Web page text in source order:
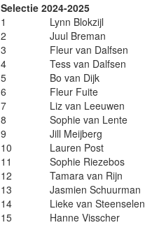
Selectie 2024-2025
1
Lynn Blokzijl
2
Juul Breman
3
Fleur van Dalfsen
4
Tess van Dalfsen
5
Bo van Dijk
6
Fleur Fuite
7
Liz van Leeuwen
8
Sophie van Lente
9
Jill Meijberg
10
Lauren Post
11
Sophie Riezebos
12
Tamara van Rijn
13
Jasmien Schuurman
14
Lieke van Steenselen
15
Hanne Visscher